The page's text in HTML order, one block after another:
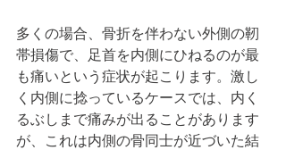
多くの場合、骨折を伴わない外側の靭
帯損傷で、足首を内側にひねるのが最
も痛いという症状が起こります。激し
く内側に捻っているケースでは、内く
るぶしまで痛みが出ることがあります
が、これは内側の骨同士が近づいた結